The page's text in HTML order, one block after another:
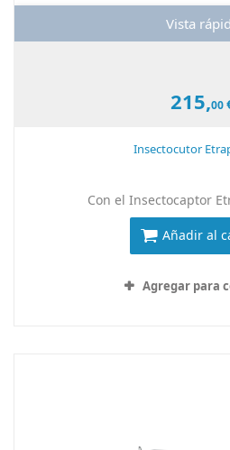
Vista
215,00
Insectocutor
Con el Insectocaptor
Añadir al
Agregar para